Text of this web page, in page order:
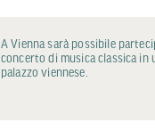
A Vienna sarà possibile
concerto di musica classica in
palazzo viennese.